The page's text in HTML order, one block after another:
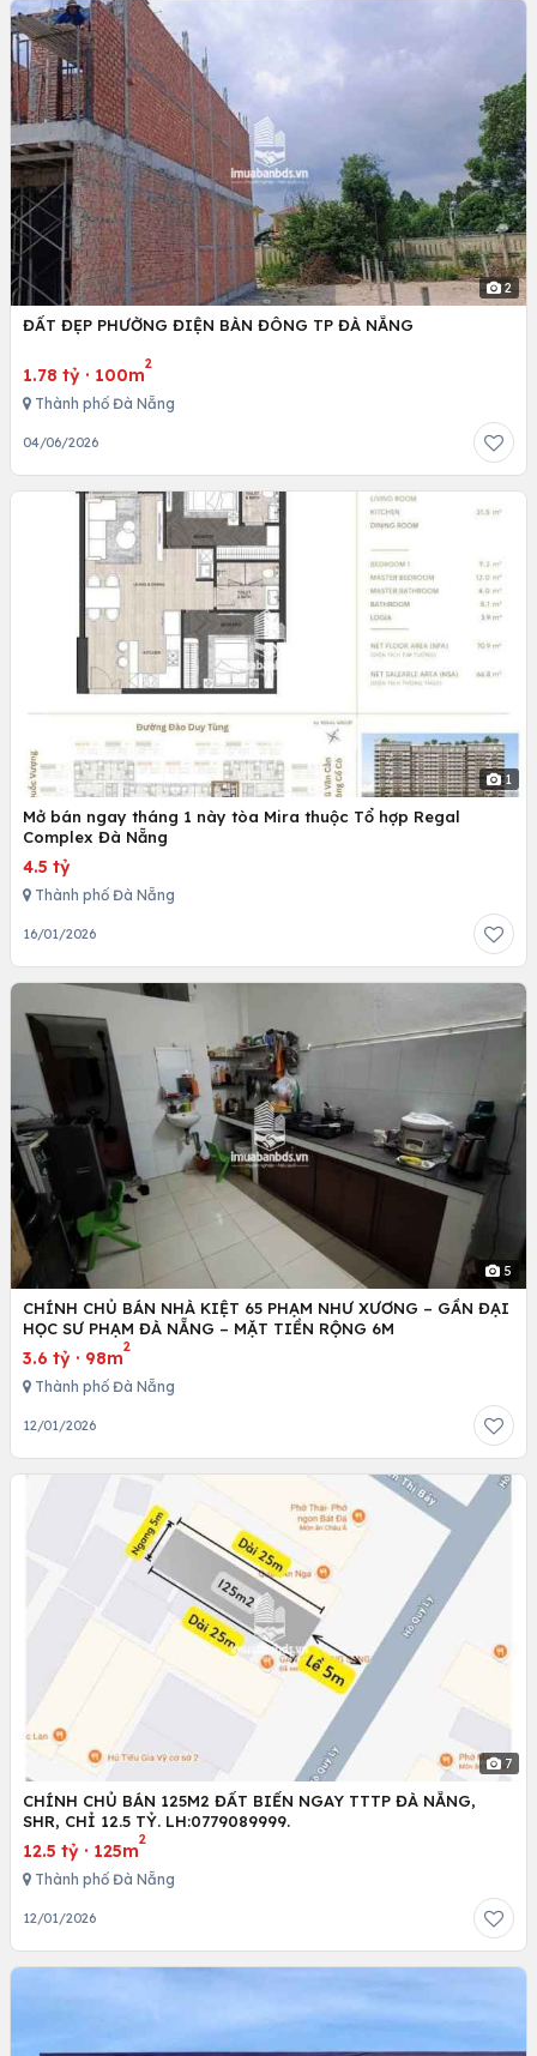
2
ĐẤT ĐẸP PHƯỜNG ĐIỆN BÀN ĐÔNG TP ĐÀ NẴNG
1.78 tỷ · 100m
2
Thành phố Đà Nẵng
04/06/2026
1
Mở bán ngay tháng 1 này tòa Mira thuộc Tổ hợp Regal
Complex Đà Nẵng
4.5 tỷ
Thành phố Đà Nẵng
16/01/2026
5
CHÍNH CHỦ BÁN NHÀ KIỆT 65 PHẠM NHƯ XƯƠNG – GẦN ĐẠI
HỌC SƯ PHẠM ĐÀ NẴNG – MẶT TIỀN RỘNG 6M
3.6 tỷ · 98m
2
Thành phố Đà Nẵng
12/01/2026
7
CHÍNH CHỦ BÁN 125M2 ĐẤT BIỂN NGAY TTTP ĐÀ NẴNG,
SHR, CHỈ 12.5 TỶ. LH:0779089999.
12.5 tỷ · 125m
2
Thành phố Đà Nẵng
12/01/2026